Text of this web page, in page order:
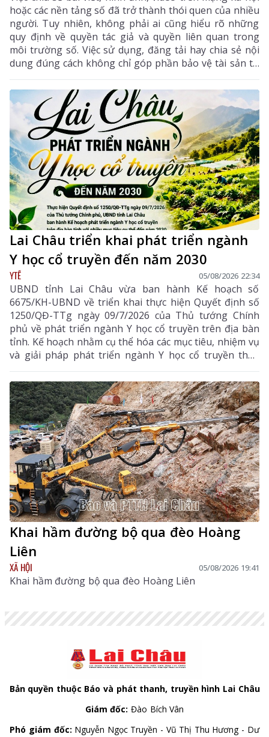
hoặc các nền tảng số đã trở thành thói quen của nhiều
người. Tuy nhiên, không phải ai cũng hiểu rõ những
quy định về quyền tác giả và quyền liên quan trong
môi trường số. Việc sử dụng, đăng tải hay chia sẻ nội
dung đúng cách không chỉ góp phần bảo vệ tài sản trí
tuệ của tác giả, mà còn giúp mỗi cá nhân tránh những
vi phạm pháp luật khi tham gia không gian mạng.
Lai Châu triển khai phát triển ngành
Y học cổ truyền đến năm 2030
YTẾ 05/08/2026 22:34
UBND tỉnh Lai Châu vừa ban hành Kế hoạch số
6675/KH-UBND về triển khai thực hiện Quyết định số
1250/QĐ-TTg ngày 09/7/2026 của Thủ tướng Chính
phủ về phát triển ngành Y học cổ truyền trên địa bàn
tỉnh. Kế hoạch nhằm cụ thể hóa các mục tiêu, nhiệm vụ
và giải pháp phát triển ngành Y học cổ truyền theo
hướng hiện đại, hiệu quả, bền vững; đẩy mạnh kết
hợp y học cổ truyền với y học hiện đại, phát huy tiềm
năng dược liệu của địa phương, góp phần nâng cao
chất lượng chăm sóc, bảo vệ sức khỏe nhân dân và
thúc đẩy phát triển kinh tế - xã hội.
Khai hầm đường bộ qua đèo Hoàng
Liên
XÃ HỘI 05/08/2026 19:41
Khai hầm đường bộ qua đèo Hoàng Liên
Bản quyền thuộc Báo và phát thanh, truyền hình Lai Châu
Giám đốc: Đào Bích Vân
Phó giám đốc: Nguyễn Ngọc Truyền - Vũ Thị Thu Hương - Dư